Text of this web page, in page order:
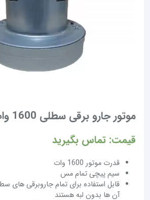
موتور جارو برقی سطلی 1600 وات بدون لبه
قیمت: تماس بگیرید
قدرت موتور 1600 وات
سیم پیچی تمام مس
قابل استفاده برای تمام جاروبرقی های
آن ها بدون لبه هستند